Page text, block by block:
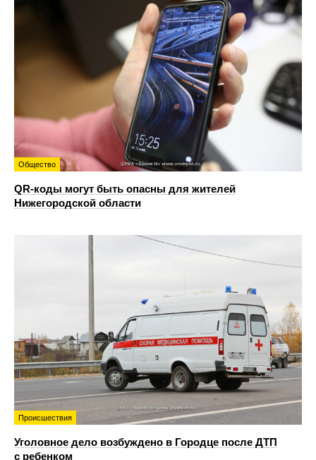
Общество
QR-коды могут быть опасны для жителей
Нижегородской области
Происшествия
Уголовное дело возбуждено в Городце после ДТП
с ребенком